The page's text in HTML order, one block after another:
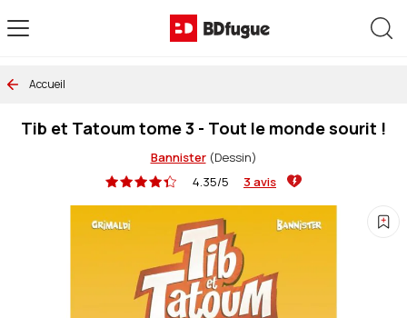
Accueil
Tib et Tatoum tome 3 - Tout le monde sourit !
Bannister(Dessin)
4.35/5
3 avis